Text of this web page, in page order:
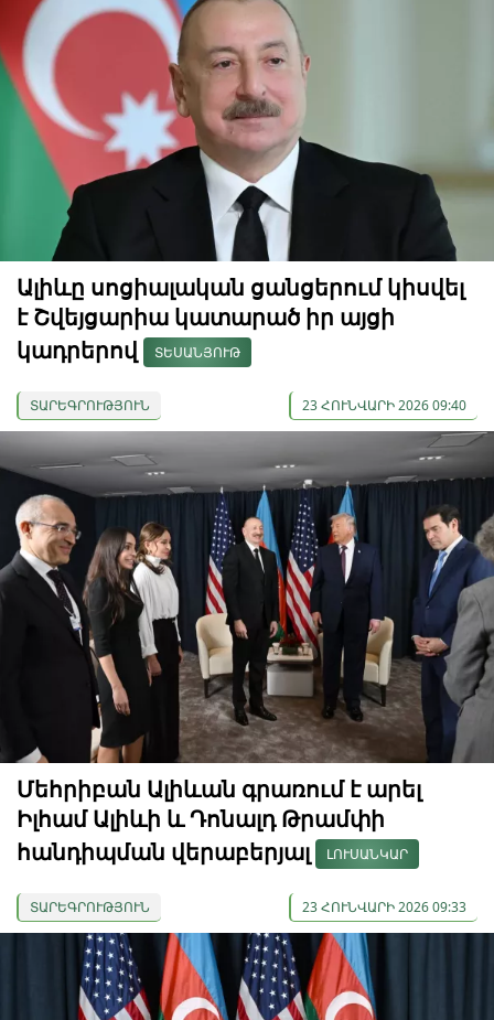
Ալիևը սոցիալական ցանցերում կիսվել
է Շվեյցարիա կատարած իր այցի
կադրերով
ՏԵՍԱՆՅՈՒԹ
ՏԱՐԵԳՐՈՒԹՅՈՒՆ 23 ՀՈՒՆՎԱՐԻ 2026 09:40
Մեհրիբան Ալիևան գրառում է արել
Իլհամ Ալիևի և Դոնալդ Թրամփի
հանդիպման վերաբերյալ
ԼՈՒՍԱՆԿԱՐ
ՏԱՐԵԳՐՈՒԹՅՈՒՆ 23 ՀՈՒՆՎԱՐԻ 2026 09:33